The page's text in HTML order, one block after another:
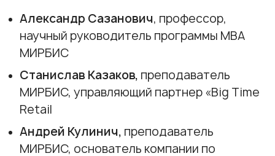
Александр Сазанович, профессор,
научный руководитель программы МВА
МИРБИС
Станислав Казаков, преподаватель
МИРБИС, управляющий партнер «Big Time
Retail
Андрей Кулинич, преподаватель
МИРБИС, основатель компании по